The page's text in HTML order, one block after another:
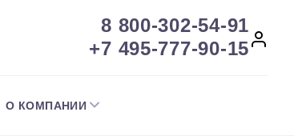
8 800-302-54-91
+7 495-777-90-15
О КОМПАНИИ